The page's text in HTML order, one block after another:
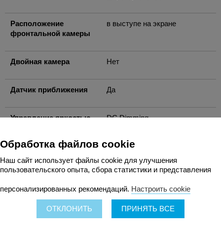
Расположение
фронтальной камеры
в выступе на экране
Двойная камера Нет
Датчик приближения Да
Управление яркостью
DC Dimming
Перо (стилус) Нет
кадров в секунду,
Обработка файлов cookie
Наш сайт использует файлы cookie для улучшения
пользовательского опыта, сбора статистики и представления
персонализированных рекомендаций. Настроить cookie
ОТКЛОНИТЬ ПРИНЯТЬ ВСЕ